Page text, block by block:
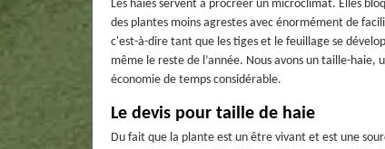
Les haies servent à procréer un microclimat. Elles
des plantes moins agrestes avec énormément de
c'est-à-dire tant que les tiges et le feuillage se
même le reste de l’année. Nous avons un taille-haie,
économie de temps considérable.
Le devis pour taille de haie
Du fait que la plante est un être vivant et est une